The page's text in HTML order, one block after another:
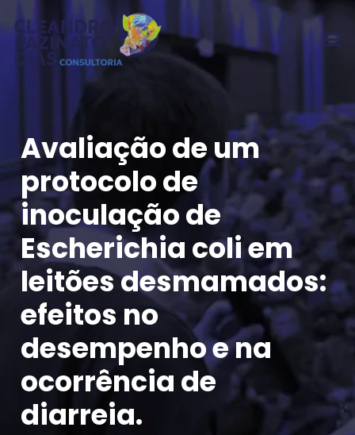
Avaliação de um
protocolo de
inoculação de
Escherichia coli em
leitões desmamados:
efeitos no
desempenho e na
ocorrência de
diarreia.